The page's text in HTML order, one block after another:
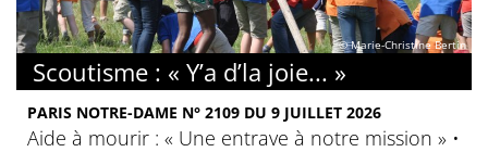
© Marie-Christine Bertin
Scoutisme : « Y’a d’la joie... »
PARIS NOTRE-DAME N° 2109 DU 9 JUILLET 2026
Aide à mourir : « Une entrave à notre mission » •